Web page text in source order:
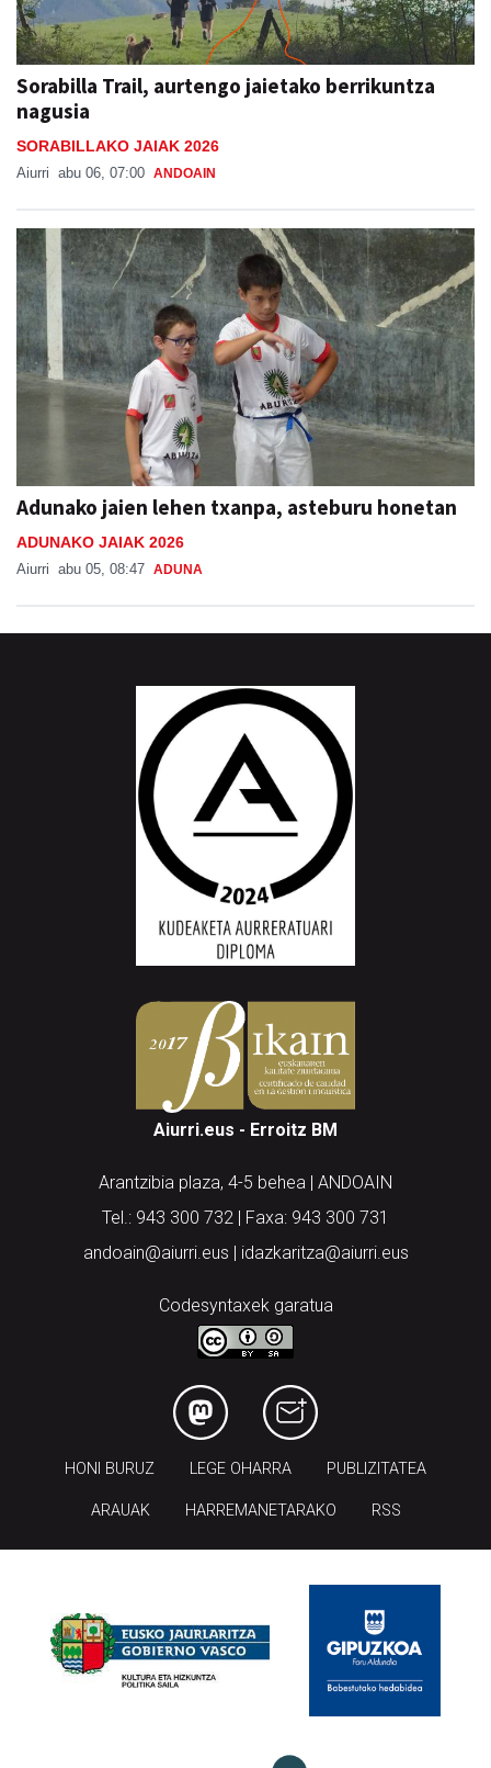
Sorabilla Trail, aurtengo jaietako berrikuntza
nagusia
SORABILLAKO JAIAK 2026
Aiurri abu 06, 07:00 ANDOAIN
Adunako jaien lehen txanpa, asteburu honetan
ADUNAKO JAIAK 2026
Aiurri abu 05, 08:47 ADUNA
Aiurri.eus - Erroitz BM
Arantzibia plaza, 4-5 behea | ANDOAIN
Tel.: 943 300 732 | Faxa: 943 300 731
andoain@aiurri.eus | idazkaritza@aiurri.eus
Codesyntaxek garatua
HONI BURUZ LEGE OHARRA PUBLIZITATEA
ARAUAK HARREMANETARAKO RSS